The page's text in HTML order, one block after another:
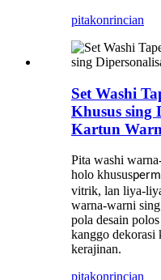
pitakonrincian
Set Washi
Khusus sing
Kartun
Pita washi
holo khusus
vitrik, lan liya-
warna-warni
pola desain
kanggo
kerajinan.
pitakonrincian